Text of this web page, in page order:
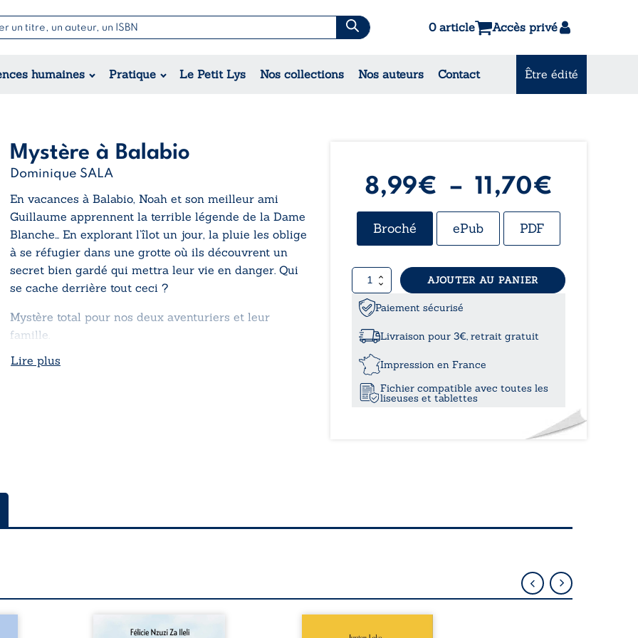
0 article Accès privé
humaines Pratique Le Petit Lys Nos collections Nos auteurs Contact Être édité
Romance
Jeunesse
Nouvelles & Contes
Théâtre
Mystère à Balabio
Dominique SALA
En vacances à Balabio, Noah et son meilleur ami
Guillaume apprennent la terrible légende de la Dame
Blanche… En explorant l’îlot un jour, la pluie les oblige
à se réfugier dans une grotte où ils découvrent un
secret bien gardé qui mettra leur vie en danger. Qui
se cache derrière tout ceci ?
Mystère total pour nos deux aventuriers et leur
famille.
Lire plus
8,99€ – 11,70€
de
8,99€
Broché ePub PDF
quantité
de
Mystère
Balabio
AJOUTER AU PANIER
Paiement sécurisé
Livraison pour 3€, retrait gratuit
Impression en France
Fichier compatible avec toutes les
liseuses et tablettes
Auberge de la maison de la